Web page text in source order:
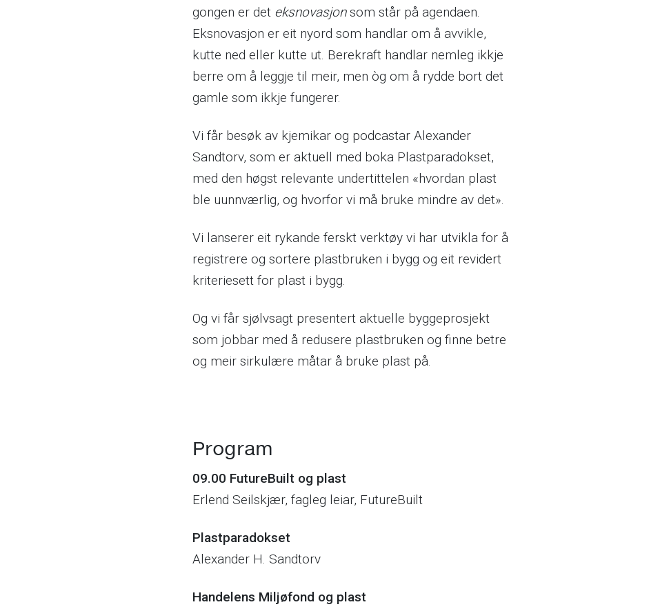
gongen er det eksnovasjonsom står på agendaen.
Eksnovasjon er eit nyord som handlar om å avvikle,
kutte ned eller kutte ut. Berekraft handlar nemleg ikkje
berre om å leggje til meir, men òg om å rydde bort det
gamle som ikkje fungerer.
Vi får besøk av kjemikar og podcastar Alexander
Sandtorv, som er aktuell med boka Plastparadokset,
med den høgst relevante undertittelen «hvordan plast
ble uunnværlig, og hvorfor vi må bruke mindre av det».
Vi lanserer eit rykande ferskt verktøy vi har utvikla for å
registrere og sortere plastbruken i bygg og eit revidert
kriteriesett for plast i bygg.
Og vi får sjølvsagt presentert aktuelle byggeprosjekt
som jobbar med å redusere plastbruken og finne betre
og meir sirkulære måtar å bruke plast på.
Program
09.00 FutureBuilt og plast
Erlend Seilskjær, fagleg leiar, FutureBuilt
Plastparadokset
Alexander H. Sandtorv
Handelens Miljøfond og plast